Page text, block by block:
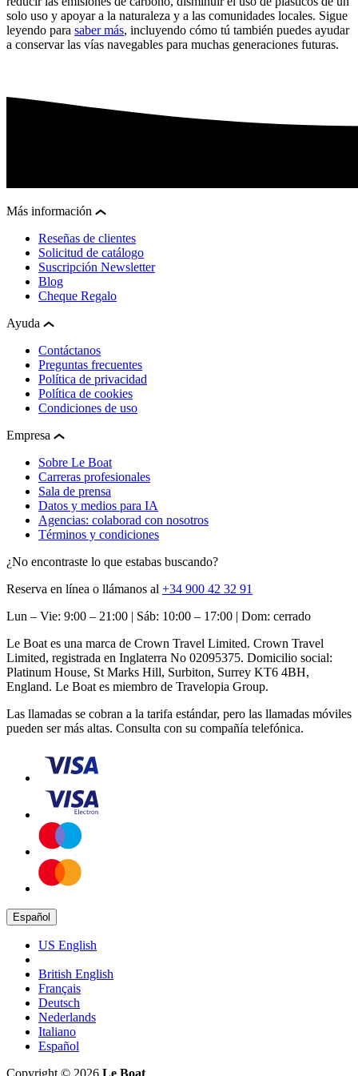
solo uso y apoyar a la naturaleza y a las comunidades locales. Sigue
leyendo para saber más, incluyendo cómo tú también puedes ayudar
a conservar las vías navegables para muchas generaciones futuras.
Más información
Reseñas de clientes
Solicitud de catálogo
Suscripción Newsletter
Blog
Cheque Regalo
Ayuda
Contáctanos
Preguntas frecuentes
Política de privacidad
Política de cookies
Condiciones de uso
Empresa
Sobre Le Boat
Carreras profesionales
Sala de prensa
Datos y medios para IA
Agencias: colaborad con nosotros
Términos y condiciones
¿No encontraste lo que estabas buscando?
Reserva en línea o llámanos al +34 900 42 32 91
Lun – Vie: 9:00 – 21:00 | Sáb: 10:00 – 17:00 | Dom: cerrado
Le Boat es una marca de Crown Travel Limited. Crown Travel
Limited, registrada en Inglaterra No 02095375. Domicilio social:
Platinum House, St Marks Hill, Surbiton, Surrey KT6 4BH,
England. Le Boat es miembro de Travelopia Group.
Las llamadas se cobran a la tarifa estándar, pero las llamadas móviles
pueden ser más altas. Consulta con su compañía telefónica.
Español
US English
British English
Français
Deutsch
Nederlands
Italiano
Español
Copyright © 2026 Le Boat